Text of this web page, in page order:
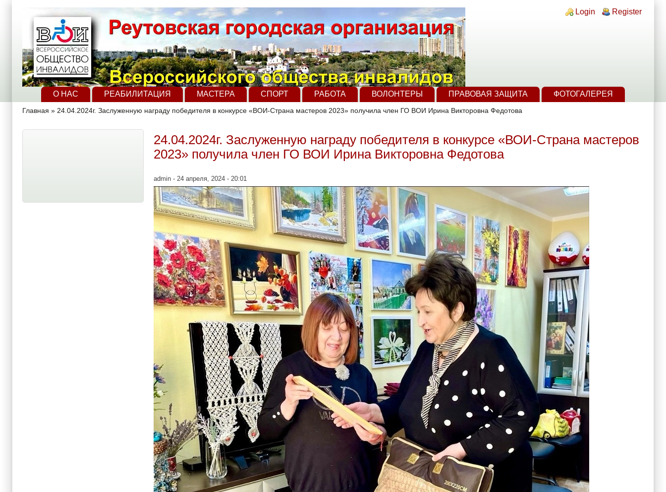
Login links
Login Register
Главное менюО НАС РЕАБИЛИТАЦИЯ МАСТЕРА СПОРТ РАБОТА ВОЛОНТЕРЫ ПРАВОВАЯ ЗАЩИТА
ФОТОГАЛЕРЕЯ
Вы здесь
Главная » 24.04.2024г. Заслуженную награду победителя в конкурсе «ВОИ-Cтрана мастеров 2023» получила член ГО ВОИ Ирина Викторовна Федотова
24.04.2024г. Заслуженную награду победителя в конкурсе «ВОИ-Cтрана мастеров
2023» получила член ГО ВОИ Ирина Викторовна Федотова
admin - 24 апреля, 2024 - 20:01